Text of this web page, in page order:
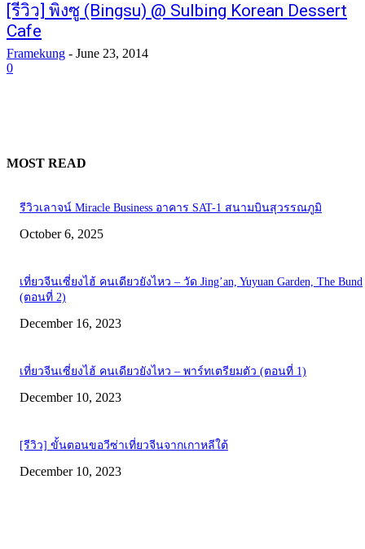
[รีวิว] พิงซู (Bingsu) @ Sulbing Korean Dessert
Cafe
Framekung - June 23, 2014
0
MOST READ
รีวิวเลาจน์ Miracle Business อาคาร SAT-1 สนามบินสุวรรณภูมิ
October 6, 2025
เที่ยวจีนเซี่ยงไฮ้ คนเดียวยังไหว – วัด Jing’an, Yuyuan Garden, The Bund
(ตอนที่ 2)
December 16, 2023
เที่ยวจีนเซี่ยงไฮ้ คนเดียวยังไหว – พาร์ทเตรียมตัว (ตอนที่ 1)
December 10, 2023
[รีวิว] ขั้นตอนขอวีซ่าเที่ยวจีนจากเกาหลีใต้
December 10, 2023